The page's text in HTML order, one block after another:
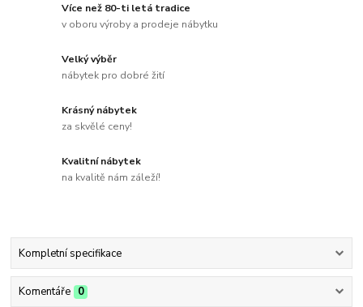
Více než 80-ti letá tradice
v oboru výroby a prodeje nábytku
Velký výběr
nábytek pro dobré žití
Krásný nábytek
za skvělé ceny!
Kvalitní nábytek
na kvalitě nám záleží!
Kompletní specifikace
Komentáře 0